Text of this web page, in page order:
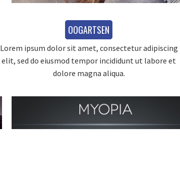
OOGARTSEN
Lorem ipsum dolor sit amet, consectetur adipiscing
elit, sed do eiusmod tempor incididunt ut labore et
dolore magna aliqua.